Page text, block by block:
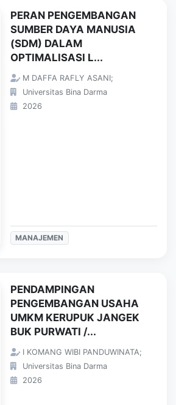
PERAN PENGEMBANGAN
SUMBER DAYA MANUSIA
(SDM) DALAM
OPTIMALISASI L...
M DAFFA RAFLY ASANI;
Universitas Bina Darma
2026
MANAJEMEN
PENDAMPINGAN
PENGEMBANGAN USAHA
UMKM KERUPUK JANGEK
BUK PURWATI /...
I KOMANG WIBI PANDUWINATA;
Universitas Bina Darma
2026